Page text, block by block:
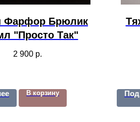
Фарфор Брюлик
"Просто Так"
2 900 р.
В корзину